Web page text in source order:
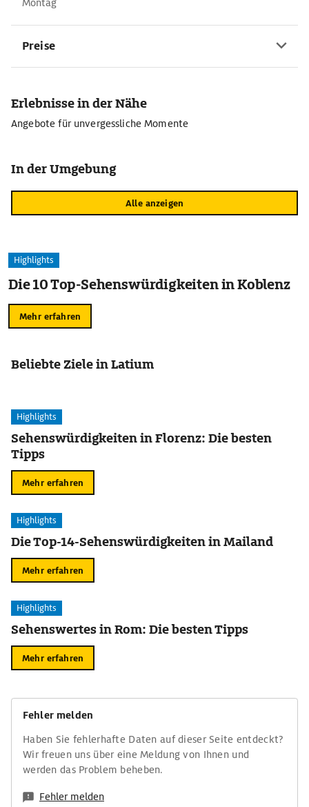
Montag
Preise
Erlebnisse in der Nähe
Angebote für unvergessliche Momente
In der Umgebung
Alle anzeigen
Highlights
Die 10 Top-Sehenswürdigkeiten in Koblenz
Mehr erfahren
Beliebte Ziele in Latium
Highlights
Sehenswürdigkeiten in Florenz: Die besten
Tipps
Mehr erfahren
Highlights
Die Top-14-Sehenswürdigkeiten in Mailand
Mehr erfahren
Highlights
Sehenswertes in Rom: Die besten Tipps
Mehr erfahren
Fehler melden
Haben Sie fehlerhafte Daten auf dieser Seite entdeckt?
Wir freuen uns über eine Meldung von Ihnen und
werden das Problem beheben.
Fehler melden